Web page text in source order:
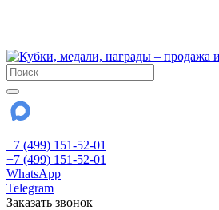
+7 (499) 151-52-01
+7 (499) 151-52-01
WhatsApp
Telegram
Заказать звонок